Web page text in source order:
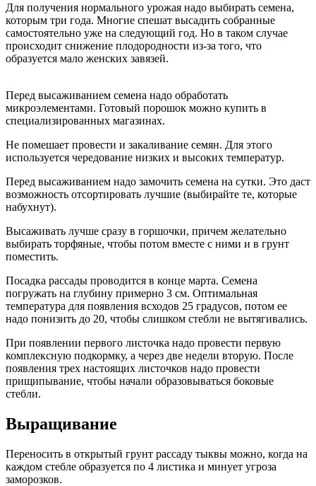
Для получения нормального урожая надо выбирать семена,
которым три года. Многие спешат высадить собранные
самостоятельно уже на следующий год. Но в таком случае
происходит снижение плодородности из-за того, что
образуется мало женских завязей.
Перед высаживанием семена надо обработать
микроэлементами. Готовый порошок можно купить в
специализированных магазинах.
Не помешает провести и закаливание семян. Для этого
используется чередование низких и высоких температур.
Перед высаживанием надо замочить семена на сутки. Это даст
возможность отсортировать лучшие (выбирайте те, которые
набухнут).
Высаживать лучше сразу в горшочки, причем желательно
выбирать торфяные, чтобы потом вместе с ними и в грунт
поместить.
Посадка рассады проводится в конце марта. Семена
погружать на глубину примерно 3 см. Оптимальная
температура для появления всходов 25 градусов, потом ее
надо понизить до 20, чтобы слишком стебли не вытягивались.
При появлении первого листочка надо провести первую
комплексную подкормку, а через две недели вторую. После
появления трех настоящих листочков надо провести
прищипывание, чтобы начали образовываться боковые
стебли.
Выращивание
Переносить в открытый грунт рассаду тыквы можно, когда на
каждом стебле образуется по 4 листика и минует угроза
заморозков.